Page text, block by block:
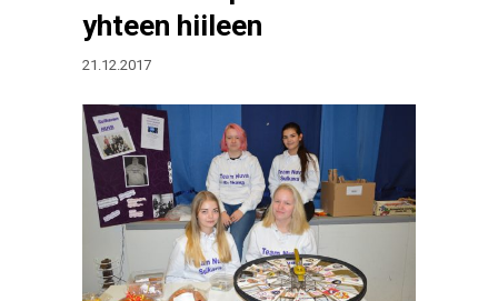
yhteen hiileen
21.12.2017